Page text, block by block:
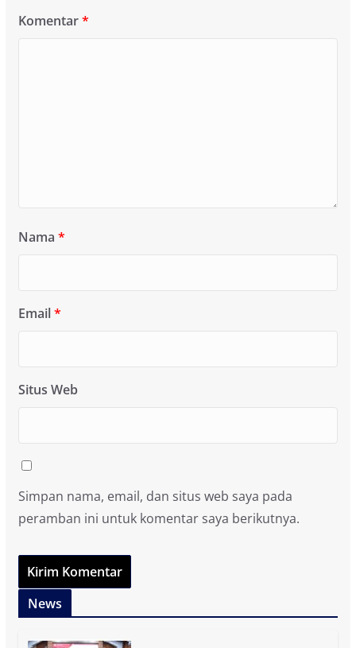
Komentar*
Nama *
Email*
Situs Web
Simpan nama, email, dan situs web saya pada
peramban ini untuk komentar saya berikutnya.
News